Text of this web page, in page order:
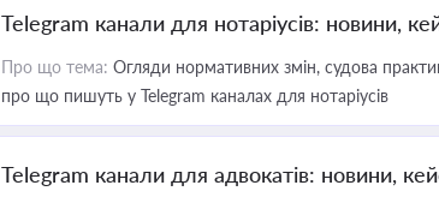
Telegram канали для нотаріусів: новини,
Про що тема: Огляди нормативних змін, судова
про що пишуть у Telegram каналах для нотаріусів
Telegram канали для адвокатів: новини,